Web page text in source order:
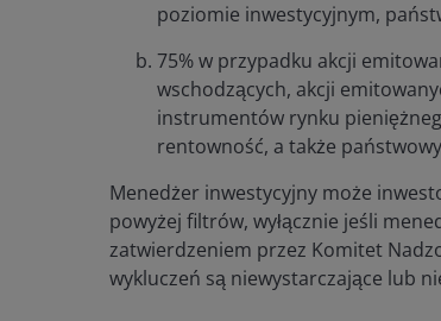
poziomie inwestycyjnym,
75% w przypadku akcji
wschodzących, akcji
instrumentów rynku
rentowność, a także
Menedżer inwestycyjny może
powyżej filtrów, wyłącznie jeśli
zatwierdzeniem przez Komitet
wykluczeń są niewystarczające lub